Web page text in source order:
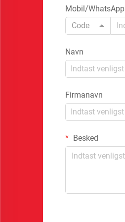
Mobil/WhatsApp
Code
Navn
Firmanavn
Besked